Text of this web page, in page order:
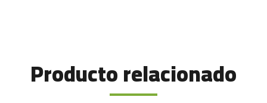
Producto relacionado